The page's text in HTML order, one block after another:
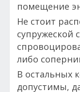
помещение
Не стоит
супружеской
либо
В остальных
допустимы,